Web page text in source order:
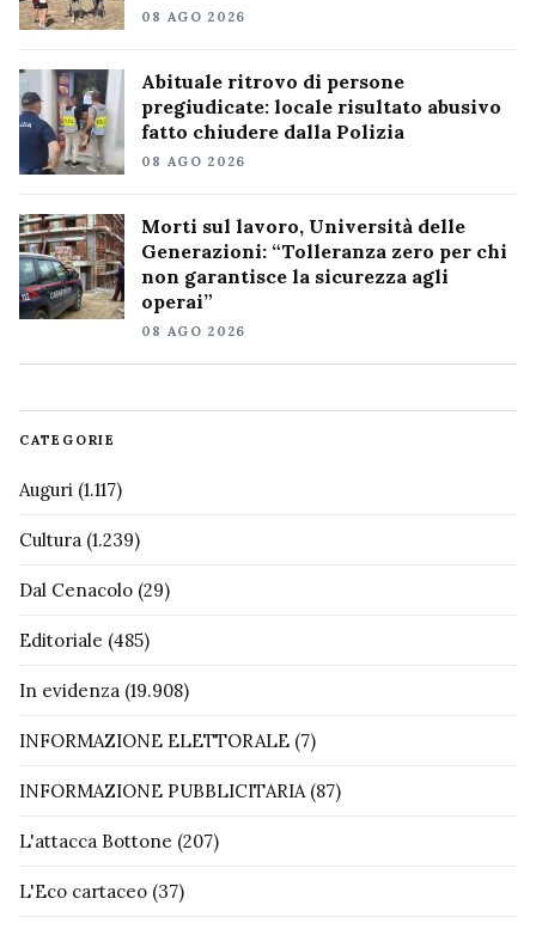
08 AGO 2026
Abituale ritrovo di persone
pregiudicate: locale risultato abusivo
fatto chiudere dalla Polizia
08 AGO 2026
Morti sul lavoro, Università delle
Generazioni: “Tolleranza zero per chi
non garantisce la sicurezza agli
operai”
08 AGO 2026
CATEGORIE
Auguri (1.117)
Cultura (1.239)
Dal Cenacolo (29)
Editoriale (485)
In evidenza (19.908)
INFORMAZIONE ELETTORALE (7)
INFORMAZIONE PUBBLICITARIA(87)
L'attacca Bottone (207)
L'Eco cartaceo (37)